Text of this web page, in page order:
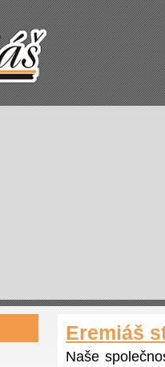
Eremiáš
Naše